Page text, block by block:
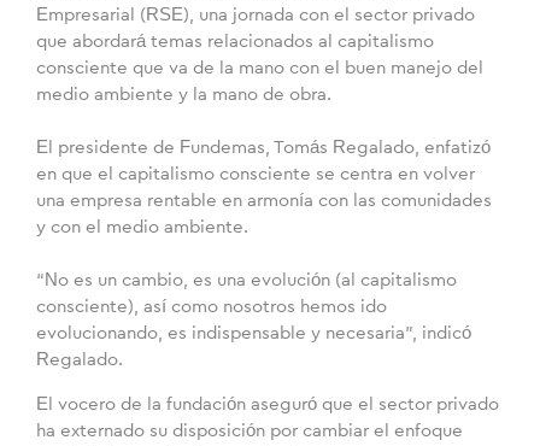
Empresarial (RSE), una jornada con el sector privado
que abordará temas relacionados al capitalismo
consciente que va de la mano con el buen manejo del
medio ambiente y la mano de obra.
El presidente de Fundemas, Tomás Regalado, enfatizó
en que el capitalismo consciente se centra en volver
una empresa rentable en armonía con las comunidades
y con el medio ambiente.
“No es un cambio, es una evolución (al capitalismo
consciente), así como nosotros hemos ido
evolucionando, es indispensable y necesaria”, indicó
Regalado.
El vocero de la fundación aseguró que el sector privado
ha externado su disposición por cambiar el enfoque